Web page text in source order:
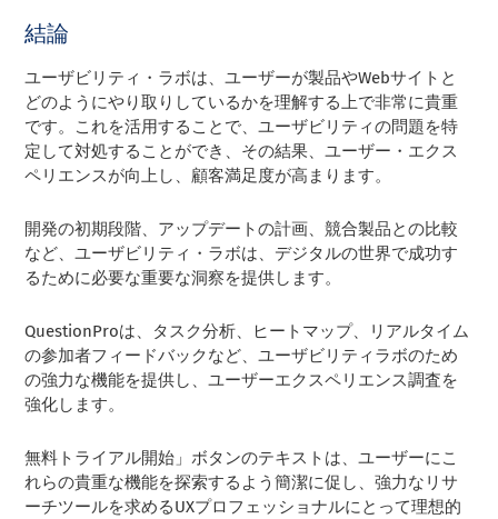
結論
ユーザビリティ・ラボは、ユーザーが製品やWebサイトと
どのようにやり取りしているかを理解する上で非常に貴重
です。これを活用することで、ユーザビリティの問題を特
定して対処することができ、その結果、ユーザー・エクス
ペリエンスが向上し、顧客満足度が高まります。
開発の初期段階、アップデートの計画、競合製品との比較
など、ユーザビリティ・ラボは、デジタルの世界で成功す
るために必要な重要な洞察を提供します。
QuestionProは、タスク分析、ヒートマップ、リアルタイム
の参加者フィードバックなど、ユーザビリティラボのため
の強力な機能を提供し、ユーザーエクスペリエンス調査を
強化します。
無料トライアル開始」ボタンのテキストは、ユーザーにこ
れらの貴重な機能を探索するよう簡潔に促し、強力なリサ
ーチツールを求めるUXプロフェッショナルにとって理想的